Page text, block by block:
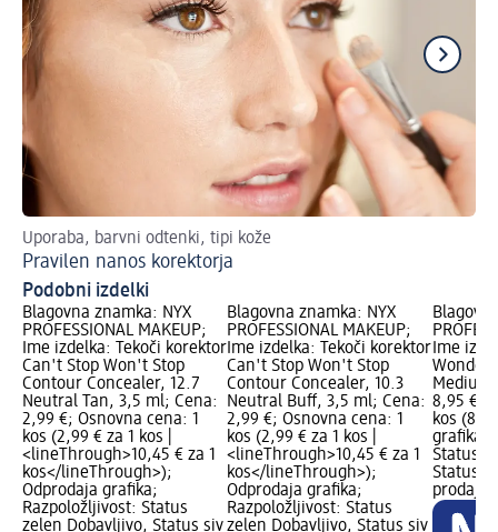
Uporaba, barvni odtenki, tipi kože
Pravilen nanos korektorja
Podobni izdelki
Blagovna znamka: NYX
PROFESSIONAL MAKEUP;
Ime izdelka: Tekoči korektor
Can't Stop Won't Stop
Contour Concealer, 12.7
Neutral Tan, 3,5 ml; Cena:
2,99 €; Osnovna cena: 1
kos (2,99 € za 1 kos |
<lineThrough>10,45 € za 1
kos</lineThrough>);
Odprodaja grafika;
Razpoložljivost: Status
zelen Dobavljivo, Status siv
Blagovna znamka: NYX
PROFESSIONAL MAKEUP;
Ime izdelka: Tekoči korektor
Can't Stop Won't Stop
Contour Concealer, 10.3
Neutral Buff, 3,5 ml; Cena:
2,99 €; Osnovna cena: 1
kos (2,99 € za 1 kos |
<lineThrough>10,45 € za 1
kos</lineThrough>);
Odprodaja grafika;
Razpoložljivost: Status
zelen Dobavljivo, Status siv
Ime
Wonder
Medium
8,95 €;
kos
grafika;
Status
Status